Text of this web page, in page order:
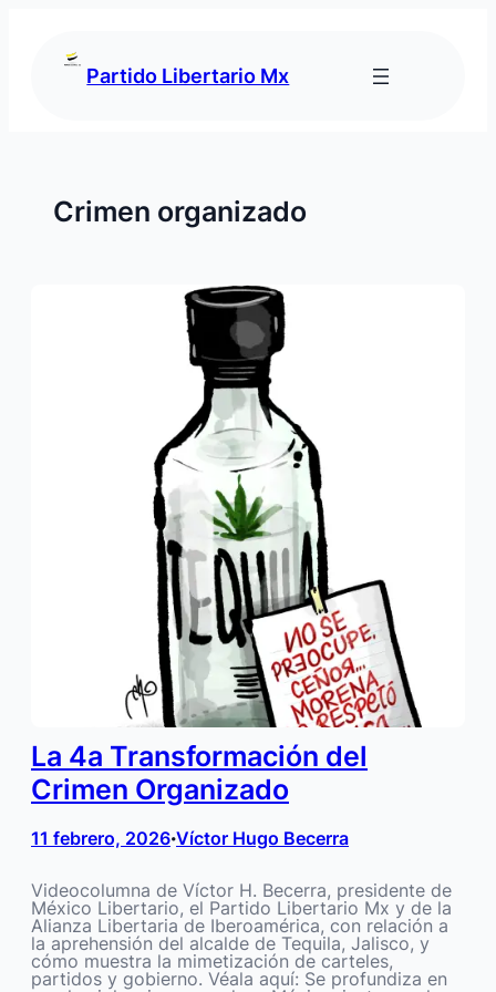
Partido Libertario Mx
Crimen organizado
La 4a Transformación del
Crimen Organizado
11 febrero, 2026•Víctor Hugo Becerra
Videocolumna de Víctor H. Becerra, presidente de
México Libertario, el Partido Libertario Mx y de la
Alianza Libertaria de Iberoamérica, con relación a
la aprehensión del alcalde de Tequila, Jalisco, y
cómo muestra la mimetización de carteles,
partidos y gobierno. Véala aquí: Se profundiza en